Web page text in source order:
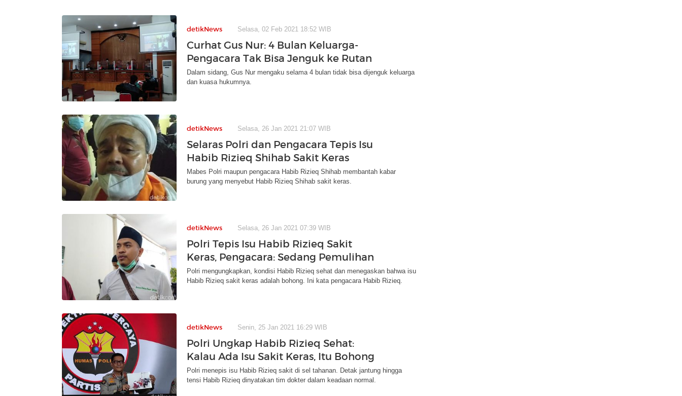
detikNews Selasa, 02 Feb 2021 18:52 WIB
Curhat Gus Nur: 4 Bulan Keluarga-
Pengacara Tak Bisa Jenguk ke Rutan
Dalam sidang, Gus Nur mengaku selama 4 bulan tidak bisa dijenguk keluarga
dan kuasa hukumnya.
detikNews Selasa, 26 Jan 2021 21:07 WIB
Selaras Polri dan Pengacara Tepis Isu
Habib Rizieq Shihab Sakit Keras
Mabes Polri maupun pengacara Habib Rizieq Shihab membantah kabar
burung yang menyebut Habib Rizieq Shihab sakit keras.
detikNews Selasa, 26 Jan 2021 07:39 WIB
Polri Tepis Isu Habib Rizieq Sakit
Keras, Pengacara: Sedang Pemulihan
Polri mengungkapkan, kondisi Habib Rizieq sehat dan menegaskan bahwa isu
Habib Rizieq sakit keras adalah bohong. Ini kata pengacara Habib Rizieq.
detikNews Senin, 25 Jan 2021 16:29 WIB
Polri Ungkap Habib Rizieq Sehat:
Kalau Ada Isu Sakit Keras, Itu Bohong
Polri menepis isu Habib Rizieq sakit di sel tahanan. Detak jantung hingga
tensi Habib Rizieq dinyatakan tim dokter dalam keadaan normal.